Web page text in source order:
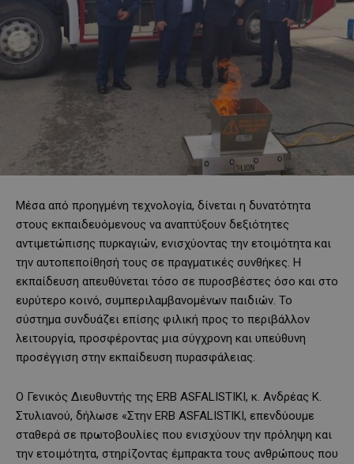
Μέσα από προηγμένη τεχνολογία, δίνεται η δυνατότητα
στους εκπαιδευόμενους να αναπτύξουν δεξιότητες
αντιμετώπισης πυρκαγιών, ενισχύοντας την ετοιμότητα και
την αυτοπεποίθησή τους σε πραγματικές συνθήκες. Η
εκπαίδευση απευθύνεται τόσο σε πυροσβέστες όσο και στο
ευρύτερο κοινό, συμπεριλαμβανομένων παιδιών. Το
σύστημα συνδυάζει επίσης φιλική προς το περιβάλλον
λειτουργία, προσφέροντας μια σύγχρονη και υπεύθυνη
προσέγγιση στην εκπαίδευση πυρασφάλειας.
Ο Γενικός Διευθυντής της ERB ASFALISTIKI, κ. Ανδρέας Κ.
Στυλιανού, δήλωσε «Στην ERB ASFALISTIKI, επενδύουμε
σταθερά σε πρωτοβουλίες που ενισχύουν την πρόληψη και
την ετοιμότητα, στηρίζοντας έμπρακτα τους ανθρώπους που